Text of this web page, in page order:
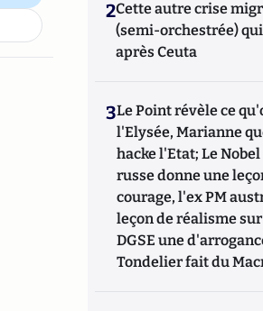
2Cette autre crise
(semi-orchestrée)
après Ceuta
3Le Point révèle ce
l'Elysée, Marianne
hacke l'Etat; Le
russe donne une
courage, l'ex PM
leçon de réalisme
DGSE une
Tondelier fait du